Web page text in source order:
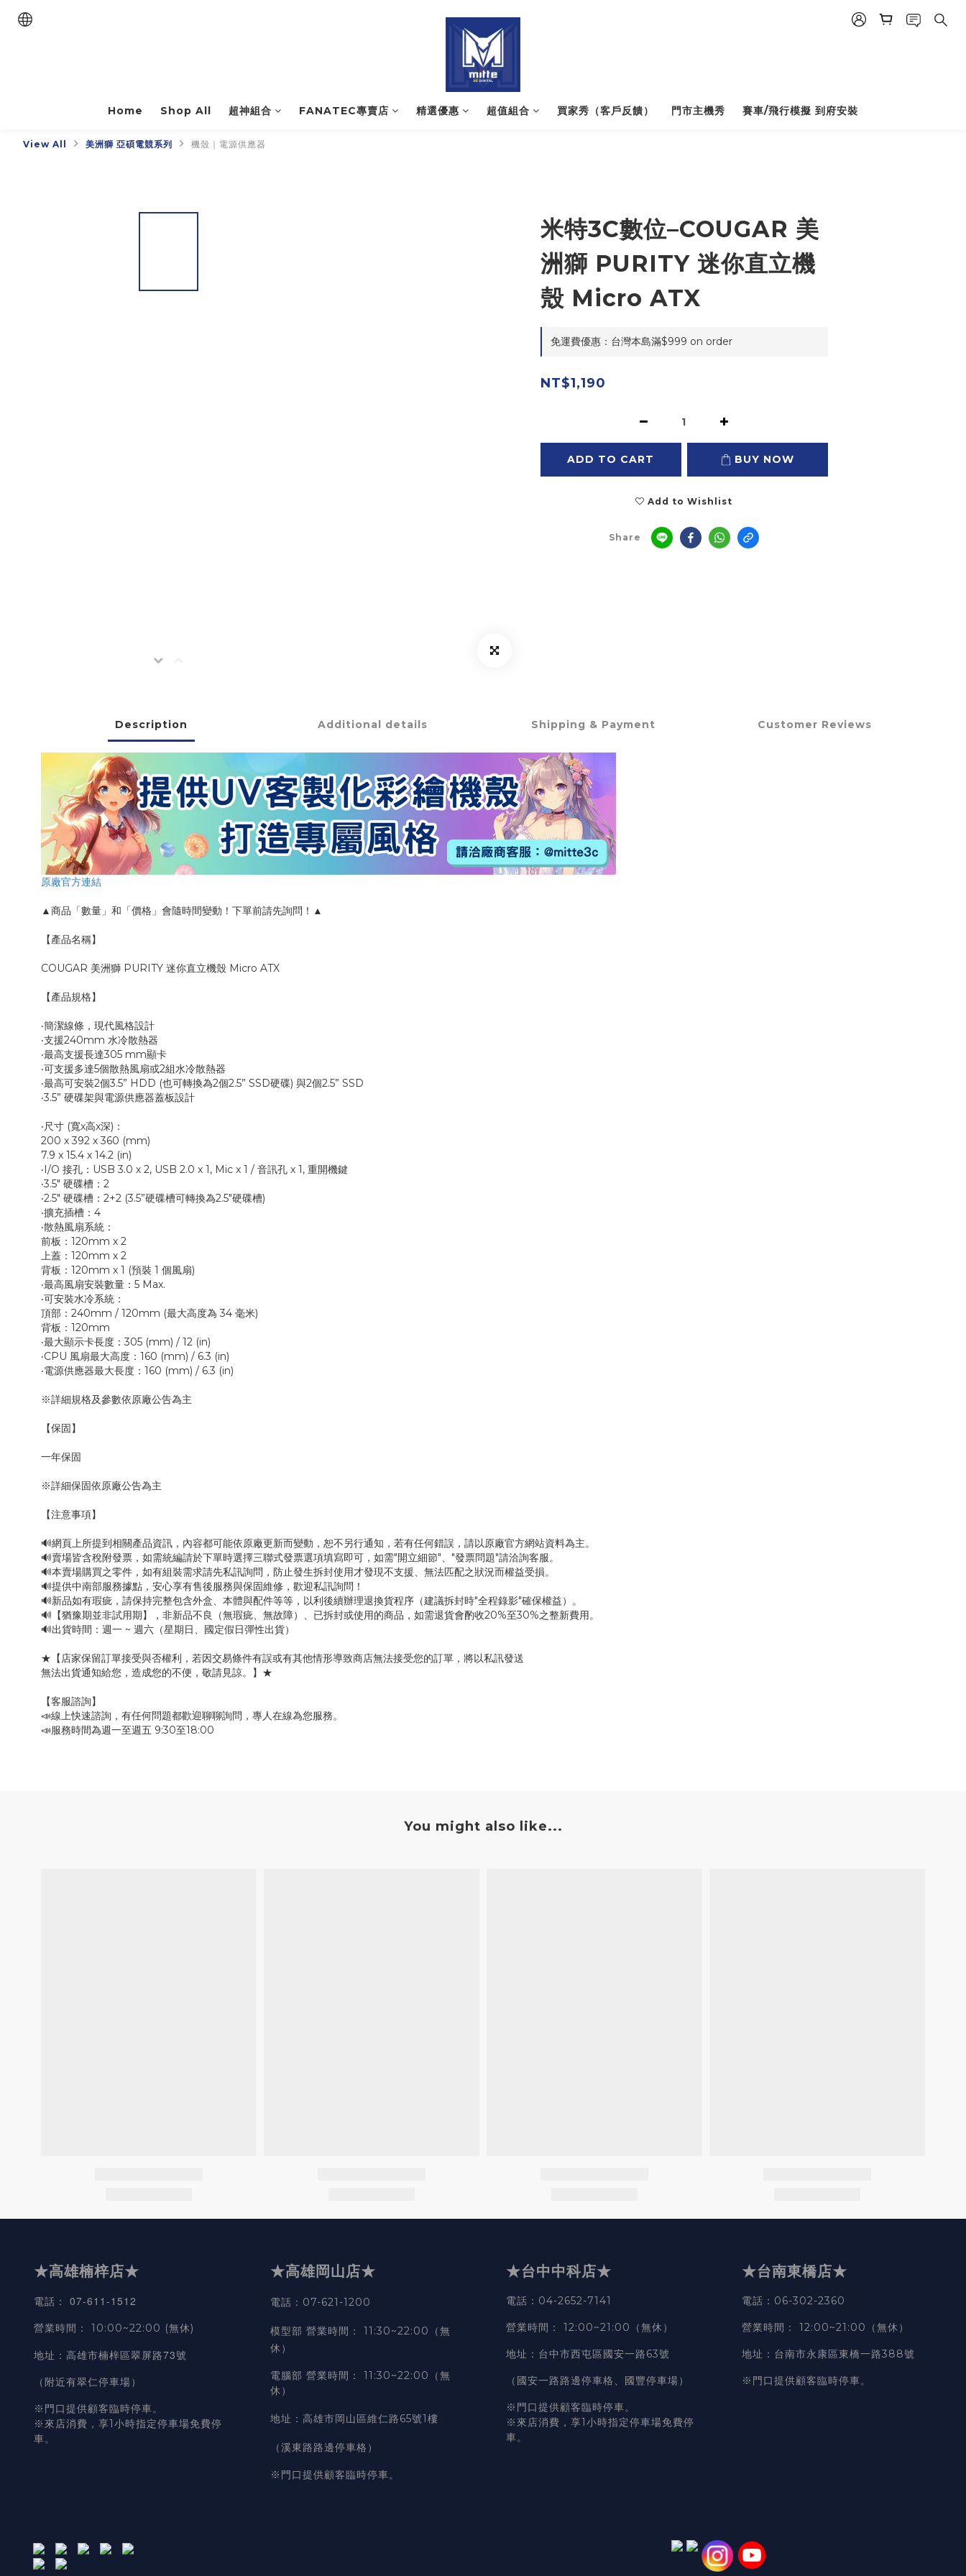
Home Shop All 超神組合 FANATEC專賣店 精選優惠 超值組合 買家秀（客戶反饋） 門市主機秀 賽車/飛行模擬 到府安裝
View All 美洲獅 亞碩電競系列 機殼｜電源供應器
米特3C數位–COUGAR 美
洲獅 PURITY 迷你直立機
殼 Micro ATX
免運費優惠：台灣本島滿$999 on order
NT$1,190
ADD TO CART BUY NOW
Add to Wishlist
Share
Description Additional details Shipping & Payment Customer Reviews
原廠官方連結
▲商品「數量」和「價格」會隨時間變動！下單前請先詢問！▲
【產品名稱】
COUGAR 美洲獅 PURITY 迷你直立機殼 Micro ATX
【產品規格】
‧簡潔線條，現代風格設計
‧支援240mm 水冷散熱器
‧最高支援長達305 mm顯卡
‧可支援多達5個散熱風扇或2組水冷散熱器
‧最高可安裝2個3.5” HDD (也可轉換為2個2.5” SSD硬碟) 與2個2.5” SSD
‧3.5” 硬碟架與電源供應器蓋板設計
‧尺寸 (寬x高x深)：
200 x 392 x 360 (mm)
7.9 x 15.4 x 14.2 (in)
‧I/O 接孔：USB 3.0 x 2, USB 2.0 x 1, Mic x 1 / 音訊孔 x 1, 重開機鍵
‧3.5" 硬碟槽：2
‧2.5" 硬碟槽：2+2 (3.5”硬碟槽可轉換為2.5"硬碟槽)
‧擴充插槽：4
‧散熱風扇系統：
前板：120mm x 2
上蓋：120mm x 2
背板：120mm x 1 (預裝 1 個風扇)
‧最高風扇安裝數量：5 Max.
‧可安裝水冷系統：
頂部：240mm / 120mm (最大高度為 34 毫米)
背板：120mm
‧最大顯示卡長度：305 (mm) / 12 (in)
‧CPU 風扇最大高度：160 (mm) / 6.3 (in)
‧電源供應器最大長度：160 (mm) / 6.3 (in)
※詳細規格及參數依原廠公告為主
【保固】
一年保固
※詳細保固依原廠公告為主
【注意事項】
🔊網頁上所提到相關產品資訊，內容都可能依原廠更新而變動，恕不另行通知，若有任何錯誤，請以原廠官方網站資料為主。
🔊賣場皆含稅附發票，如需統編請於下單時選擇三聯式發票選項填寫即可，如需"開立細節"、"發票問題"請洽詢客服。
🔊本賣場購買之零件，如有組裝需求請先私訊詢問，防止發生拆封使用才發現不支援、無法匹配之狀況而權益受損。
🔊提供中南部服務據點，安心享有售後服務與保固維修，歡迎私訊詢問！
🔊新品如有瑕疵，請保持完整包含外盒、本體與配件等等，以利後續辦理退換貨程序（建議拆封時"全程錄影"確保權益）。
🔊【猶豫期並非試用期】，非新品不良（無瑕疵、無故障）、已拆封或使用的商品，如需退貨會酌收20%至30%之整新費用。
🔊出貨時間：週一 ~ 週六（星期日、國定假日彈性出貨）
★【店家保留訂單接受與否權利，若因交易條件有誤或有其他情形導致商店無法接受您的訂單，將以私訊發送
無法出貨通知給您，造成您的不便，敬請見諒。】★
【客服諮詢】
📣線上快速諮詢，有任何問題都歡迎聊聊詢問，專人在線為您服務。
📣服務時間為週一至週五 9:30至18:00
You might also like...
★高雄楠梓店★
電話 ： 07-611-1512
營業時間 ： 10:00~22:00 (無休)
地址 ： 高雄市楠梓區翠屏路73號
（附近有翠仁停車場）
※門口提供顧客臨時停車。
※來店消費，享1小時指定停車場免費停
車。
★高雄岡山店★
電話：07-621-1200
模型部 營業時間 ：
11:30~22:00（無
休）
電腦部 營業時間 ：
11:30~22:00（無
休）
地址 ： 高雄市岡山區維仁路65號1樓
（溪東路路邊停車格）
※門口提供顧客臨時停車。
★台中中科店★
電話 ：04-2652-7141
營業時間 ： 12:00~21:00（無休）
地址 ：台中市西屯區國安一路63號
（國安一路路邊停車格、國豐停車場）
※門口提供顧客臨時停車。
※來店消費，享1小時指定停車場免費停
車。
★台南東橋店★
電話 ：06-302-2360
營業時間 ： 12:00~21:00（無休）
地址 ：台南市永康區東橋一路388號
※門口提供顧客臨時停車。